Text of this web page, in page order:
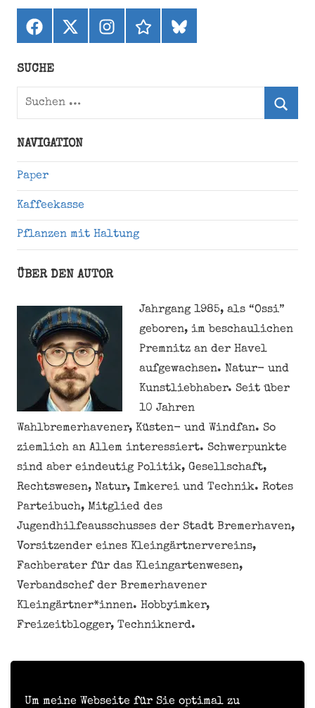
Um meine Webseite für Sie optimal zu
Facebook
X
(ehemals
Instagramthreadsbluesky
SUCHE
Suchen
NAVIGATION
Paper
Kaffeekasse
Pflanzen mit Haltung
ÜBER DEN AUTOR
Jahrgang 1985, als “Ossi”
geboren, im beschaulichen
Premnitz an der Havel
aufgewachsen. Natur- und
Kunstliebhaber. Seit über
10 Jahren
Wahlbremerhavener, Küsten- und Windfan. So
ziemlich an Allem interessiert. Schwerpunkte
sind aber eindeutig Politik, Gesellschaft,
Rechtswesen, Natur, Imkerei und Technik. Rotes
Parteibuch, Mitglied des
Jugendhilfeausschusses der Stadt Bremerhaven,
Vorsitzender eines Kleingärtnervereins,
Fachberater für das Kleingartenwesen,
Verbandschef der Bremerhavener
Kleingärtner*innen. Hobbyimker,
Freizeitblogger, Techniknerd.
oder weitergeben